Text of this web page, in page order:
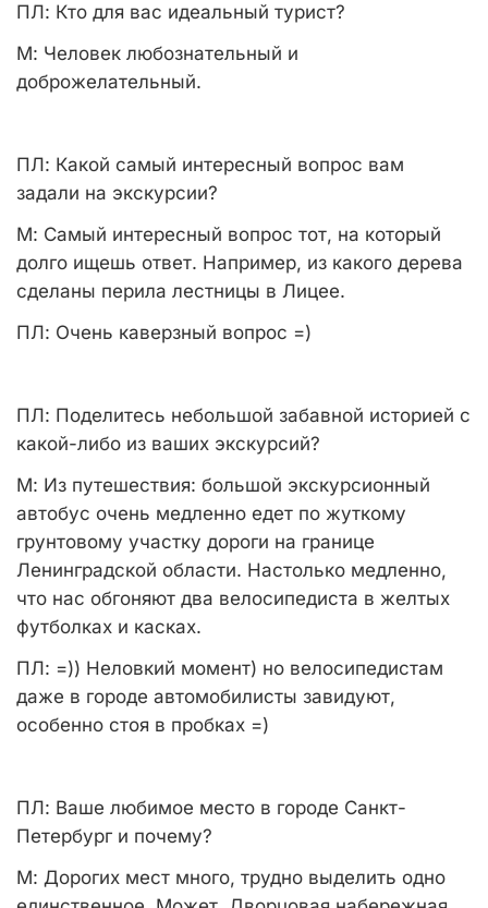
ПЛ: Кто для вас идеальный турист?
М: Человек любознательный и
доброжелательный.
ПЛ: Какой самый интересный вопрос вам
задали на экскурсии?
М: Самый интересный вопрос тот, на который
долго ищешь ответ. Например, из какого дерева
сделаны перила лестницы в Лицее.
ПЛ: Очень каверзный вопрос =)
ПЛ: Поделитесь небольшой забавной историей с
какой-либо из ваших экскурсий?
М: Из путешествия: большой экскурсионный
автобус очень медленно едет по жуткому
грунтовому участку дороги на границе
Ленинградской области. Настолько медленно,
что нас обгоняют два велосипедиста в желтых
футболках и касках.
ПЛ: =)) Неловкий момент) но велосипедистам
даже в городе автомобилисты завидуют,
особенно стоя в пробках =)
ПЛ: Ваше любимое место в городе Санкт-
Петербург и почему?
М: Дорогих мест много, трудно выделить одно